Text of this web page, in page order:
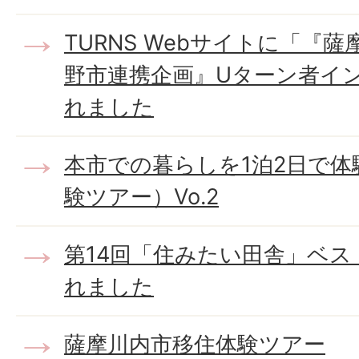
TURNS Webサイトに「『薩
野市連携企画』Uターン者イ
れました
本市での暮らしを1泊2日で
験ツアー）Vo.2
第14回「住みたい田舎」ベ
れました
薩摩川内市移住体験ツアー